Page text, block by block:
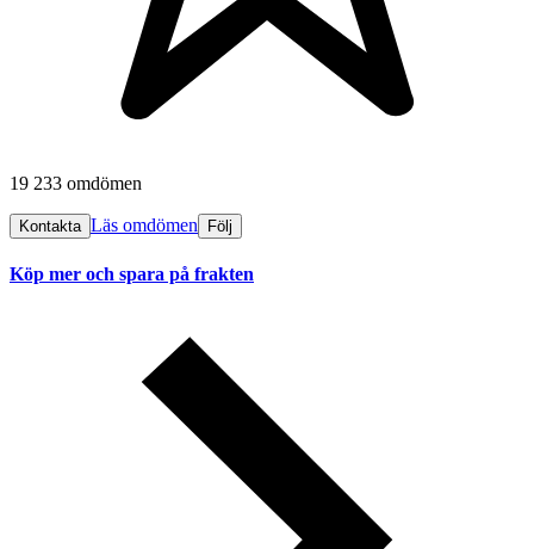
19 233 omdömen
Kontakta Läs omdömen Följ
Köp mer och spara på frakten